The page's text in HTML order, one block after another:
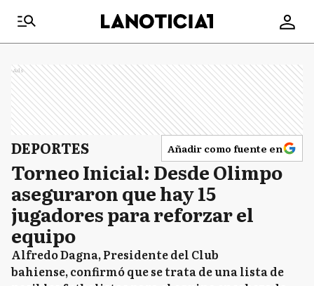
Ads
DEPORTES Añadir como fuente en
Torneo Inicial: Desde Olimpo
aseguraron que hay 15
jugadores para reforzar el
equipo
Alfredo Dagna, Presidente del Club
bahiense, confirmó que se trata de una lista de